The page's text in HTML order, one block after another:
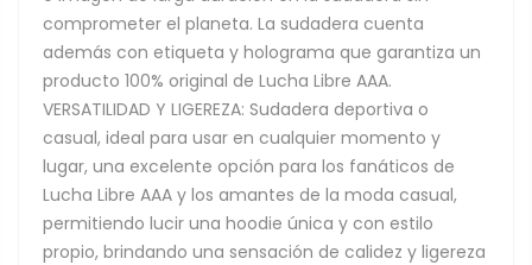
comprometer el planeta. La sudadera cuenta
además con etiqueta y holograma que garantiza un
producto 100% original de Lucha Libre AAA.
VERSATILIDAD Y LIGEREZA: Sudadera deportiva o
casual, ideal para usar en cualquier momento y
lugar, una excelente opción para los fanáticos de
Lucha Libre AAA y los amantes de la moda casual,
permitiendo lucir una hoodie única y con estilo
propio, brindando una sensación de calidez y ligereza